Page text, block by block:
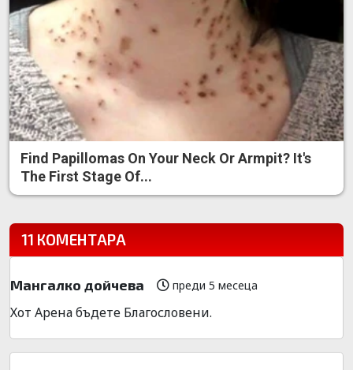
Find Papillomas On Your Neck Or Armpit? It's
The First Stage Of...
11 КОМЕНТАРА
Мангалко дойчева преди 5 месеца
Хот Арена бъдете Благословени.